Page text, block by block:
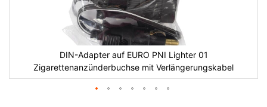
DIN-Adapter auf EURO PNI Lighter 01
Zigarettenanzünderbuchse mit Verlängerungskabel